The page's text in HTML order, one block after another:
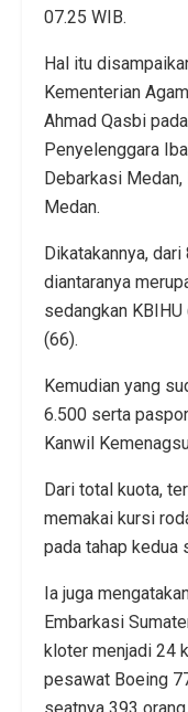
07.25 WIB.
Hal itu
Kementerian
Ahmad Qasbi
Penyelenggara
Debarkasi
Medan.
Dikatakannya,
diantaranya
sedangkan
(66).
Kemudian yang
6.500 serta
Kanwil
Dari total kuota,
memakai kursi
pada tahap kedua
Ia juga
Embarkasi
kloter menjadi 24
pesawat Boeing